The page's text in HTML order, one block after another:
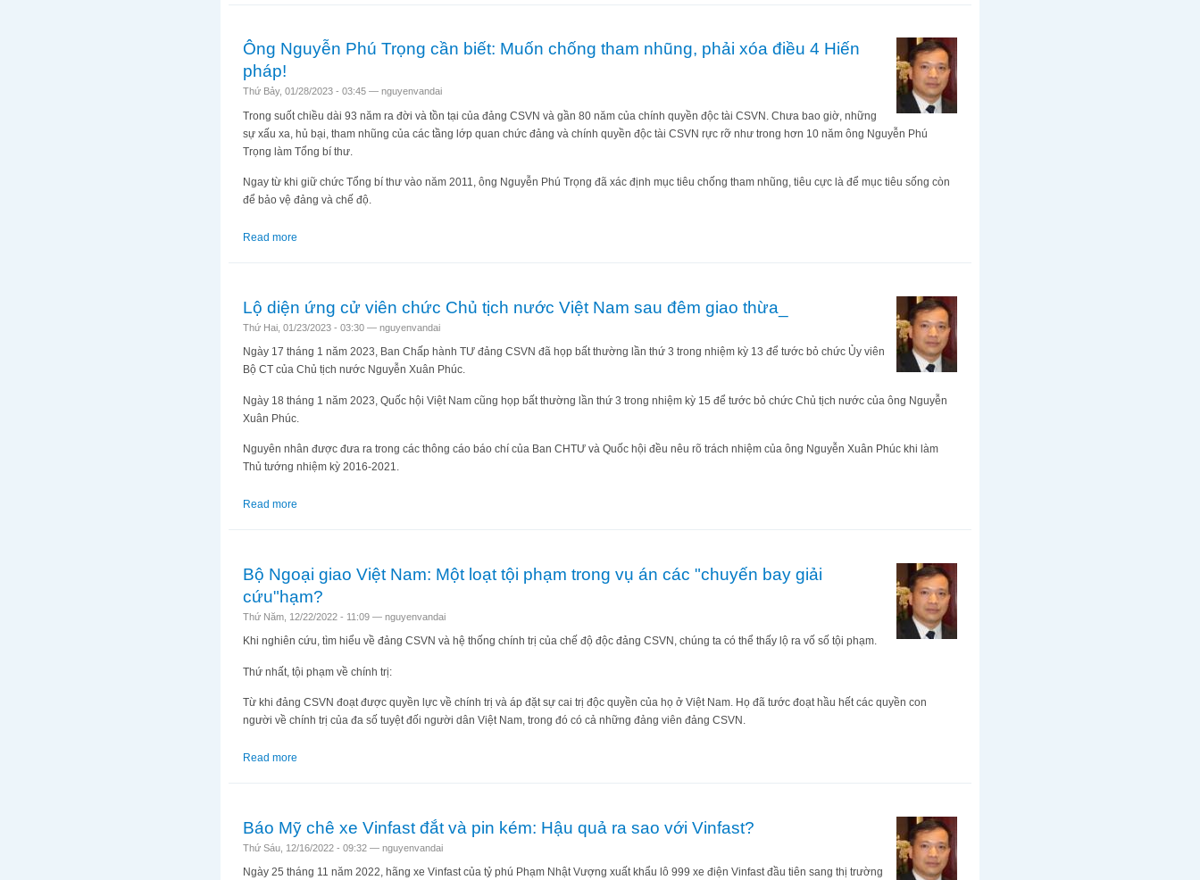
Ông Nguyễn Phú Trọng cần biết: Muốn chống tham nhũng, phải xóa điều 4 Hiến
pháp!
Thứ Bảy, 01/28/2023 - 03:45 — nguyenvandai
Trong suốt chiều dài 93 năm ra đời và tồn tại của đảng CSVN và gần 80 năm của chính quyền độc tài CSVN. Chưa bao giờ, những
sự xấu xa, hủ bại, tham nhũng của các tầng lớp quan chức đảng và chính quyền độc tài CSVN rực rỡ như trong hơn 10 năm ông Nguyễn Phú
Trọng làm Tổng bí thư.
Ngay từ khi giữ chức Tổng bí thư vào năm 2011, ông Nguyễn Phú Trọng đã xác định mục tiêu chống tham nhũng, tiêu cực là để mục tiêu sống còn
để bảo vệ đảng và chế độ.
Read more
Lộ diện ứng cử viên chức Chủ tịch nước Việt Nam sau đêm giao thừa_
Thứ Hai, 01/23/2023 - 03:30 — nguyenvandai
Ngày 17 tháng 1 năm 2023, Ban Chấp hành TƯ đảng CSVN đã họp bất thường lần thứ 3 trong nhiệm kỳ 13 để tước bỏ chức Ủy viên
Bộ CT của Chủ tịch nước Nguyễn Xuân Phúc.
Ngày 18 tháng 1 năm 2023, Quốc hội Việt Nam cũng họp bất thường lần thứ 3 trong nhiệm kỳ 15 để tước bỏ chức Chủ tịch nước của ông Nguyễn
Xuân Phúc.
Nguyên nhân được đưa ra trong các thông cáo báo chí của Ban CHTƯ và Quốc hội đều nêu rõ trách nhiệm của ông Nguyễn Xuân Phúc khi làm
Thủ tướng nhiệm kỳ 2016-2021.
Read more
Bộ Ngoại giao Việt Nam: Một loạt tội phạm trong vụ án các "chuyến bay giải
cứu"hạm?
Thứ Năm, 12/22/2022 - 11:09 — nguyenvandai
Khi nghiên cứu, tìm hiểu về đảng CSVN và hệ thống chính trị của chế độ độc đảng CSVN, chúng ta có thể thấy lộ ra vố số tội phạm.
Thứ nhất, tội phạm về chính trị:
Từ khi đảng CSVN đoạt được quyền lực về chính trị và áp đặt sự cai trị độc quyền của họ ở Việt Nam. Họ đã tước đoạt hầu hết các quyền con
người về chính trị của đa số tuyệt đối người dân Việt Nam, trong đó có cả những đảng viên đảng CSVN.
Read more
Báo Mỹ chê xe Vinfast đắt và pin kém: Hậu quả ra sao với Vinfast?
Thứ Sáu, 12/16/2022 - 09:32 — nguyenvandai
Ngày 25 tháng 11 năm 2022, hãng xe Vinfast của tỷ phú Phạm Nhật Vượng xuất khẩu lô 999 xe điện Vinfast đầu tiên sang thị trường